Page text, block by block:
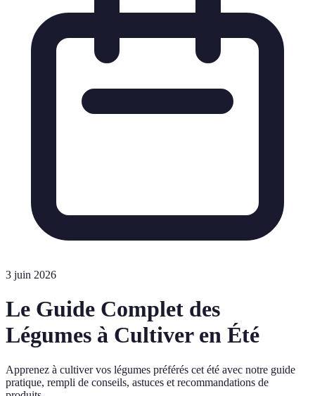
3 juin 2026
Le Guide Complet des
Légumes à Cultiver en Été
Apprenez à cultiver vos légumes préférés cet été avec notre guide
pratique, rempli de conseils, astuces et recommandations de